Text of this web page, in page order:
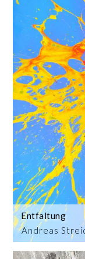
Andreas
Entfaltung